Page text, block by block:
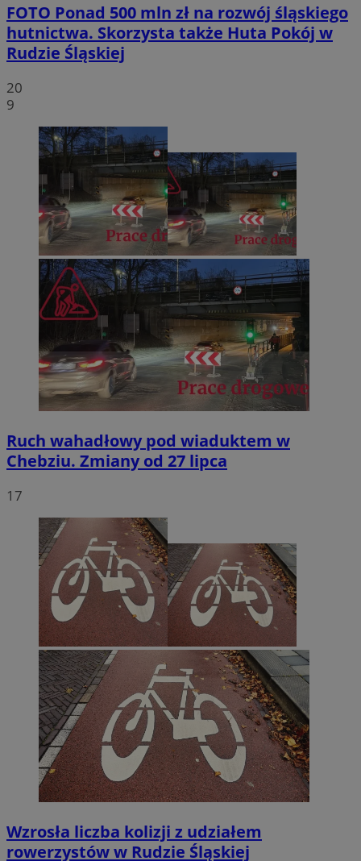
FOTO Ponad 500 mln zł na rozwój śląskiego
hutnictwa. Skorzysta także Huta Pokój w
Rudzie Śląskiej
20
9
Ruch wahadłowy pod wiaduktem w
Chebziu. Zmiany od 27 lipca
17
Wzrosła liczba kolizji z udziałem
rowerzystów w Rudzie Śląskiej